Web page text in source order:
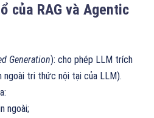
của RAG và Agentic
Generation): cho phép LLM trích
ngoài tri thức nội tại của LLM).
ngoài;